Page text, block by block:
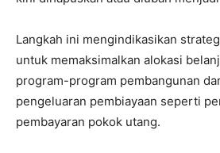
Langkah ini mengindikasikan
untuk memaksimalkan alokasi
program-program pembangunan
pengeluaran pembiayaan seperti
pembayaran pokok utang.